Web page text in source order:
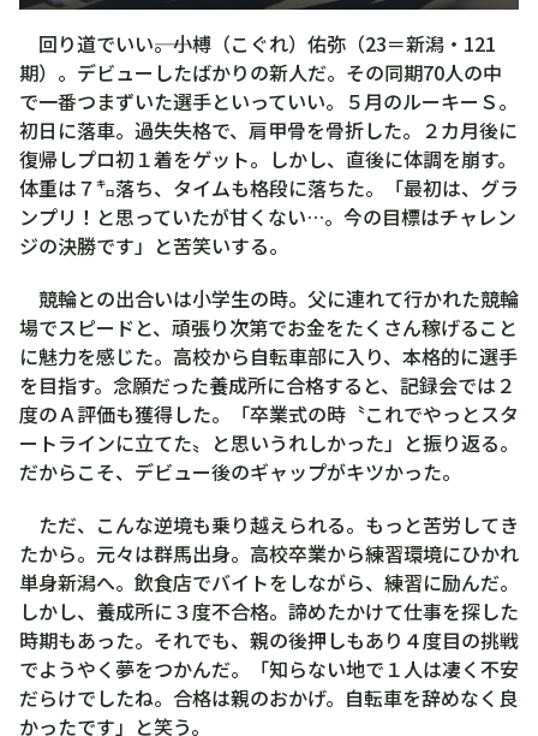
回り道でいい――。小榑（こぐれ）佑弥（23＝新潟・121
期）。デビューしたばかりの新人だ。その同期70人の中
で一番つまずいた選手といっていい。５月のルーキーＳ。
初日に落車。過失失格で、肩甲骨を骨折した。２カ月後に
復帰しプロ初１着をゲット。しかし、直後に体調を崩す。
体重は７㌔落ち、タイムも格段に落ちた。「最初は、グラ
ンプリ！と思っていたが甘くない…。今の目標はチャレン
ジの決勝です」と苦笑いする。
競輪との出合いは小学生の時。父に連れて行かれた競輪
場でスピードと、頑張り次第でお金をたくさん稼げること
に魅力を感じた。高校から自転車部に入り、本格的に選手
を目指す。念願だった養成所に合格すると、記録会では２
度のＡ評価も獲得した。「卒業式の時〝これでやっとスタ
ートラインに立てた〟と思いうれしかった」と振り返る。
だからこそ、デビュー後のギャップがキツかった。
ただ、こんな逆境も乗り越えられる。もっと苦労してき
たから。元々は群馬出身。高校卒業から練習環境にひかれ
単身新潟へ。飲食店でバイトをしながら、練習に励んだ。
しかし、養成所に３度不合格。諦めたかけて仕事を探した
時期もあった。それでも、親の後押しもあり４度目の挑戦
でようやく夢をつかんだ。「知らない地で１人は凄く不安
だらけでしたね。合格は親のおかげ。自転車を辞めなく良
かったです」と笑う。